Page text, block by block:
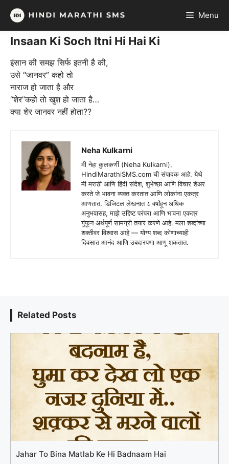
Skip
content
Menu
Insaan Ki Soch Itni Hi Hai Ki
इंसान की समझ सिर्फ इतनी है की,
उसे “जानवर” कहो तो
नाराज हो जाता है और
“शेर”कहो तो खुश हो जाता है…
क्या शेर जानवर नहीं होता??
Neha Kulkarni
मी नेहा कुलकर्णी (Neha Kulkarni),
HindiMarathiSMS.com ची संपादक आहे. येथे
मी मराठी आणि हिंदी संदेश, शुभेच्छा आणि विचार शेअर
करते जे भावना व्यक्त करतात आणि लोकांना एकत्र
आणतात. डिजिटल लेखनात ८ वर्षांहून अधिक
अनुभवासह, माझे उद्दिष्ट परंपरा आणि भावना एकत्र
गुंफून अर्थपूर्ण सामग्री तयार करणे आहे. मला शब्दांच्या
शक्तीवर विश्वास आहे — योग्य शब्द कोणाच्याही
दिवसात आनंद आणि उबदारपणा आणू शकतात.
Related Posts
Jahar To Bina Matlab Ke Hi Badnaam Hai